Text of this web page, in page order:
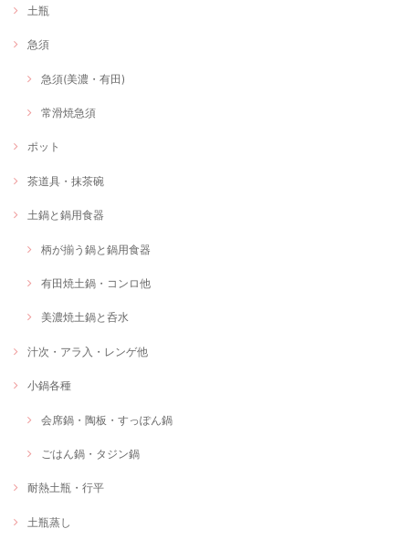
土瓶
急須
急須(美濃・有田)
常滑焼急須
ポット
茶道具・抹茶碗
土鍋と鍋用食器
柄が揃う鍋と鍋用食器
有田焼土鍋・コンロ他
美濃焼土鍋と呑水
汁次・アラ入・レンゲ他
小鍋各種
会席鍋・陶板・すっぽん鍋
ごはん鍋・タジン鍋
耐熱土瓶・行平
土瓶蒸し